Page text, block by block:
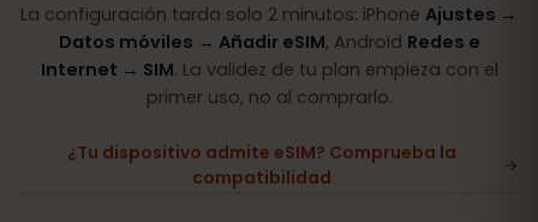
La configuración tarda solo 2 minutos: iPhone Ajustes →
Datos móviles → Añadir eSIM, Android Redes e
Internet → SIM. La validez de tu plan empieza con el
primer uso, no al comprarlo.
¿Tu dispositivo admite eSIM? Comprueba la
compatibilidad